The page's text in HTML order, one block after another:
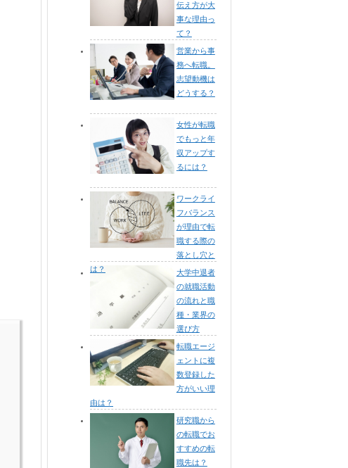
伝え方が大
事な理由っ
て？
営業から事
務へ転職。
志望動機は
どうする？
女性が転職
でもっと年
収アップす
るには？
ワークライ
フバランス
が理由で転
職する際の
落とし穴と
は？
大学中退者
の就職活動
の流れと職
種・業界の
選び方
転職エージ
ェントに複
数登録した
方がいい理
由は？
研究職から
の転職でお
すすめの転
職先は？